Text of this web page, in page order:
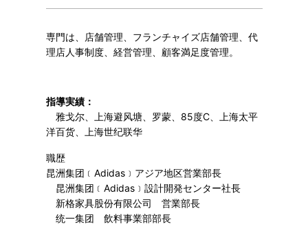
専門は、店舗管理、フランチャイズ店舗管理、代
理店人事制度、経営管理、顧客満足度管理。
指導実績：
雅戈尔、上海避风塘、罗蒙、85度C、上海太平
洋百货、上海世纪联华
職歴
昆洲集团﹝Adidas﹞アジア地区営業部長
昆洲集团﹝Adidas﹞設計開発センター社長
新格家具股份有限公司 営業部長
统一集团 飲料事業部部長